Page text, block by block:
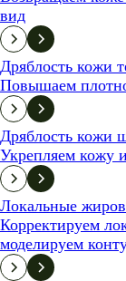
вид
Дряблость кожи
Повышаем
Дряблость кожи
Укрепляем кожу
Локальные
Корректируем
моделируем